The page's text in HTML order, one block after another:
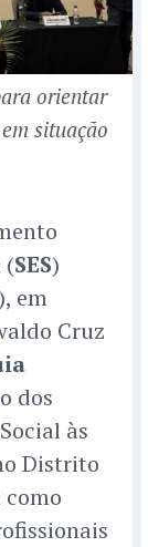
orientar
situação
(SES)
em
Cruz
dos
às
Distrito
como